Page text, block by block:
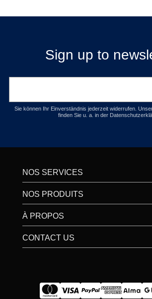
Sign up to
Sie können Ihr Einverständnis jederzeit widerrufen.
finden Sie u. a. in der
NOS SERVICES
NOS PRODUITS
À PROPOS
CONTACT US